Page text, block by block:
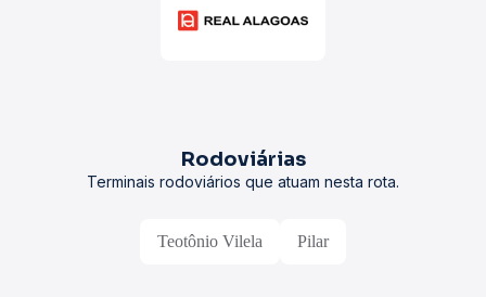
Rodoviárias
Terminais rodoviários que atuam nesta rota.
Teotônio Vilela Pilar